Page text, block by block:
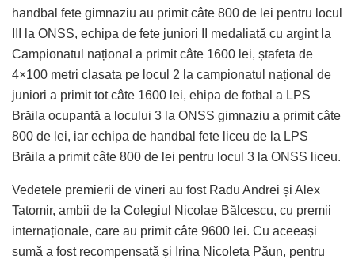
handbal fete gimnaziu au primit câte 800 de lei pentru locul
III la ONSS, echipa de fete juniori II medaliată cu argint la
Campionatul național a primit câte 1600 lei, ștafeta de
4×100 metri clasata pe locul 2 la campionatul național de
juniori a primit tot câte 1600 lei, ehipa de fotbal a LPS
Brăila ocupantă a locului 3 la ONSS gimnaziu a primit câte
800 de lei, iar echipa de handbal fete liceu de la LPS
Brăila a primit câte 800 de lei pentru locul 3 la ONSS liceu.
Vedetele premierii de vineri au fost Radu Andrei și Alex
Tatomir, ambii de la Colegiul Nicolae Bălcescu, cu premii
internaționale, care au primit câte 9600 lei. Cu aceeași
sumă a fost recompensată și Irina Nicoleta Păun, pentru